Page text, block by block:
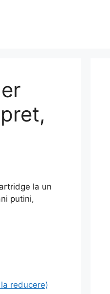
la un
putini,
reducere)